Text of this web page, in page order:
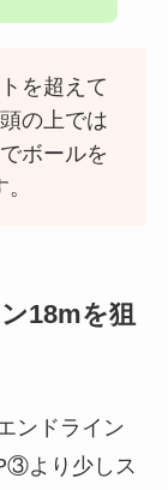
を超えて
の上では
ボールを
18mを狙
ンドライン
より少しス